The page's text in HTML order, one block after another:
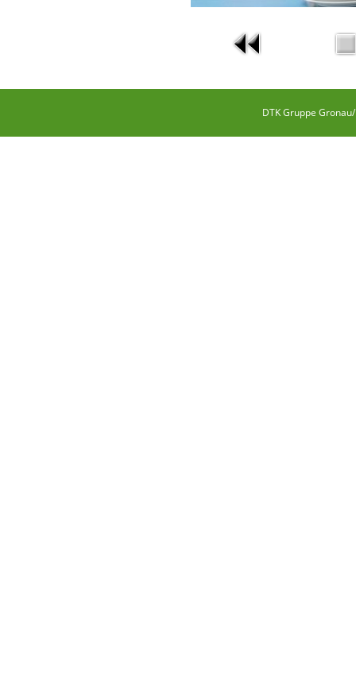
DTK Gruppe